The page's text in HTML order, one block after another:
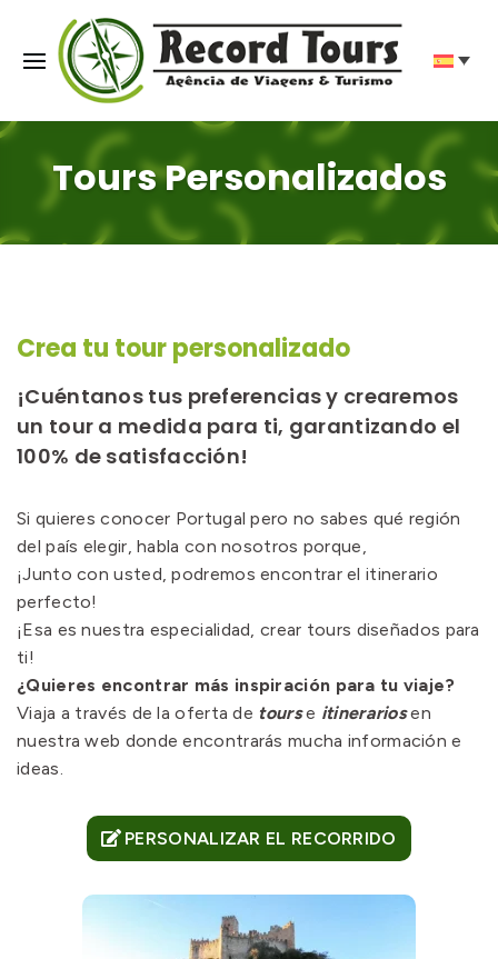
Tours Personalizados
Crea tu tour personalizado
¡Cuéntanos tus preferencias y crearemos
un tour a medida para ti, garantizando el
100% de satisfacción!
Si quieres conocer Portugal pero no sabes qué región
del país elegir, habla con nosotros porque,
¡Junto con usted, podremos encontrar el itinerario
perfecto!
¡Esa es nuestra especialidad, crear tours diseñados para
ti!
¿Quieres encontrar más inspiración para tu viaje?
Viaja a través de la oferta de tours e itinerarios en
nuestra web donde encontrarás mucha información e
ideas.
PERSONALIZAR EL RECORRIDO